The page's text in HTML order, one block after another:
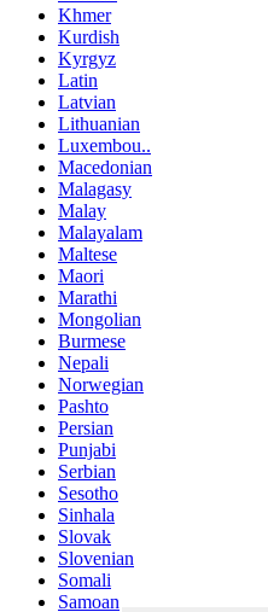
Khmer
Kurdish
Kyrgyz
Latin
Latvian
Lithuanian
Luxembou..
Macedonian
Malagasy
Malay
Malayalam
Maltese
Maori
Marathi
Mongolian
Burmese
Nepali
Norwegian
Pashto
Persian
Punjabi
Serbian
Sesotho
Sinhala
Slovak
Slovenian
Somali
Samoan